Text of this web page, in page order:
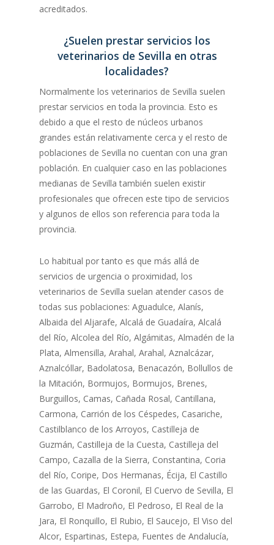
acreditados.
¿Suelen prestar servicios los
veterinarios de Sevilla en otras
localidades?
Normalmente los veterinarios de Sevilla suelen
prestar servicios en toda la provincia. Esto es
debido a que el resto de núcleos urbanos
grandes están relativamente cerca y el resto de
poblaciones de Sevilla no cuentan con una gran
población. En cualquier caso en las poblaciones
medianas de Sevilla también suelen existir
profesionales que ofrecen este tipo de servicios
y algunos de ellos son referencia para toda la
provincia.
Lo habitual por tanto es que más allá de
servicios de urgencia o proximidad, los
veterinarios de Sevilla suelan atender casos de
todas sus poblaciones: Aguadulce, Alanís,
Albaida del Aljarafe, Alcalá de Guadaíra, Alcalá
del Río, Alcolea del Río, Algámitas, Almadén de la
Plata, Almensilla, Arahal, Arahal, Aznalcázar,
Aznalcóllar, Badolatosa, Benacazón, Bollullos de
la Mitación, Bormujos, Bormujos, Brenes,
Burguillos, Camas, Cañada Rosal, Cantillana,
Carmona, Carrión de los Céspedes, Casariche,
Castilblanco de los Arroyos, Castilleja de
Guzmán, Castilleja de la Cuesta, Castilleja del
Campo, Cazalla de la Sierra, Constantina, Coria
del Río, Coripe, Dos Hermanas, Écija, El Castillo
de las Guardas, El Coronil, El Cuervo de Sevilla, El
Garrobo, El Madroño, El Pedroso, El Real de la
Jara, El Ronquillo, El Rubio, El Saucejo, El Viso del
Alcor, Espartinas, Estepa, Fuentes de Andalucía,